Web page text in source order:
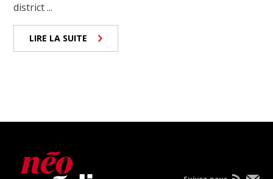
district ...
LIRE LA SUITE